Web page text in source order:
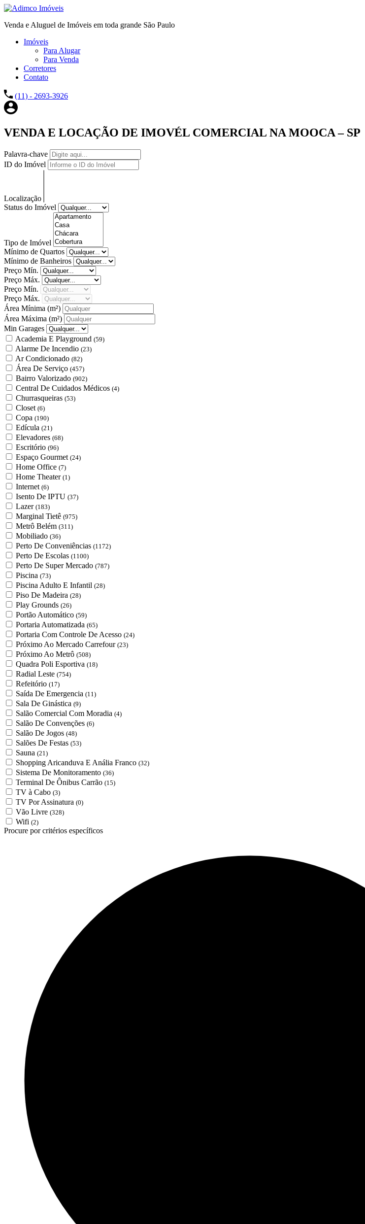
Venda e Aluguel de Imóveis em toda grande São Paulo
Imóveis
Para Alugar
Para Venda
Corretores
Contato
(11) - 2693-3926
VENDA E LOCAÇÃO DE IMOVÉL COMERCIAL NA MOOCA – SP
Palavra-chave
ID do Imóvel
Localização
Status do Imóvel
Tipo de Imóvel
Mínimo de Quartos
Mínimo de Banheiros
Preço Mín.
Preço Máx.
Preço Mín.
Preço Máx.
Área Mínima (m²)
Área Máxima (m²)
Min Garages
Academia E Playground (59)
Alarme De Incendio (23)
Ar Condicionado (82)
Área De Serviço (457)
Bairro Valorizado (902)
Central De Cuidados Médicos (4)
Churrasqueiras (53)
Closet (6)
Copa (190)
Edícula (21)
Elevadores (68)
Escritório (96)
Espaço Gourmet (24)
Home Office (7)
Home Theater (1)
Internet (6)
Isento De IPTU (37)
Lazer (183)
Marginal Tietê (975)
Metrô Belém (311)
Mobiliado (36)
Perto De Conveniências (1172)
Perto De Escolas (1100)
Perto De Super Mercado (787)
Piscina (73)
Piscina Adulto E Infantil (28)
Piso De Madeira (28)
Play Grounds (26)
Portão Automático (59)
Portaria Automatizada (65)
Portaria Com Controle De Acesso (24)
Próximo Ao Mercado Carrefour (23)
Próximo Ao Metrô (508)
Quadra Poli Esportiva (18)
Radial Leste (754)
Refeitório (17)
Saída De Emergencia (11)
Sala De Ginástica (9)
Salão Comercial Com Moradia (4)
Salão De Convenções (6)
Salão De Jogos (48)
Salões De Festas (53)
Sauna (21)
Shopping Aricanduva E Anália Franco (32)
Sistema De Monitoramento (36)
Terminal De Ônibus Carrão (15)
TV à Cabo (3)
TV Por Assinatura (0)
Vão Livre (328)
Wifi (2)
Procure por critérios específicos